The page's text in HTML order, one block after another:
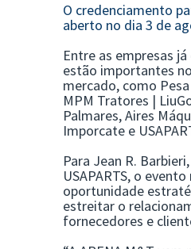
O credenciamento
aberto no dia 3 de
Entre as empresas
estão importantes
mercado, como
MPM Tratores |
Palmares, Aires
Imporcate e
Para Jean R.
USAPARTS, o
oportunidade
estreitar o
fornecedores e